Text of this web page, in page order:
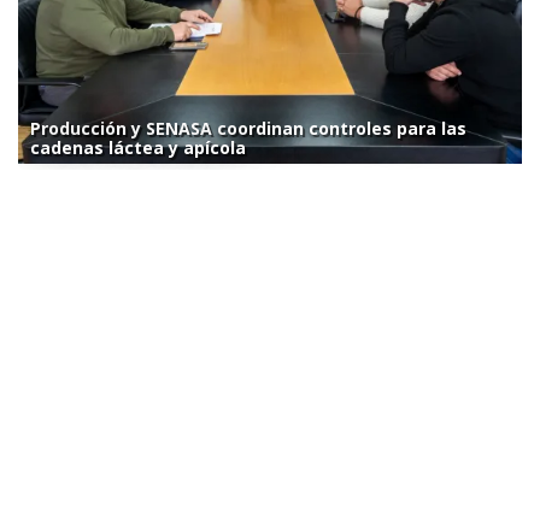
Producción y SENASA coordinan controles para las
cadenas láctea y apícola